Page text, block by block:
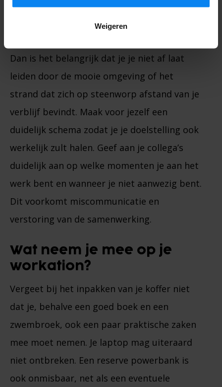
Weigeren
Maak goede afspraken voor
Dan is het belangrijk dat je je niet af laat
leiden door de mooie omgeving of het
strand dat zich op steenworp afstand van je
verblijf bevindt. Maak voor jezelf een
duidelijk schema zodat je je doelstelling ook
werkelijk zult halen. Geef aan je collega’s
duidelijk aan op welke momenten je aan het
werk bent en wanneer je niet aanwezig bent.
Dit voorkomt miscommunicatie en
verstoring van de samenwerking.
Wat neem je mee op je
workation?
Vergeet bij het inpakken van je koffer niet
dat je, behalve een goed boek en een
zwembroek, ook een paar praktische zaken
mee moet nemen. Je laptop mag uiteraard
niet ontbreken. Een reserve powerbank is
ook onmisbaar, net als een eventuele